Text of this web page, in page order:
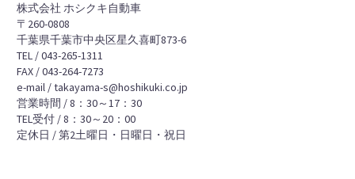
株式会社 ホシクキ自動車
〒260-0808
千葉県千葉市中央区星久喜町873-6
TEL / 043-265-1311
FAX / 043-264-7273
e-mail / takayama-s@hoshikuki.co.jp
営業時間 / 8：30～17：30
TEL受付 / 8：30～20：00
定休日 / 第2土曜日・日曜日・祝日